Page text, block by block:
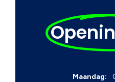
Maandag: